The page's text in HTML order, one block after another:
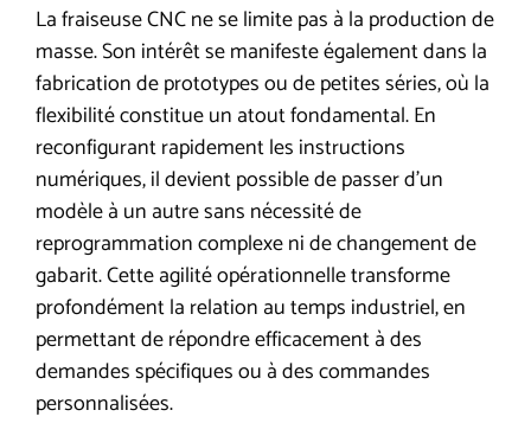
La fraiseuse CNC ne se limite pas à la production de
masse. Son intérêt se manifeste également dans la
fabrication de prototypes ou de petites séries, où la
flexibilité constitue un atout fondamental. En
reconfigurant rapidement les instructions
numériques, il devient possible de passer d’un
modèle à un autre sans nécessité de
reprogrammation complexe ni de changement de
gabarit. Cette agilité opérationnelle transforme
profondément la relation au temps industriel, en
permettant de répondre efficacement à des
demandes spécifiques ou à des commandes
personnalisées.